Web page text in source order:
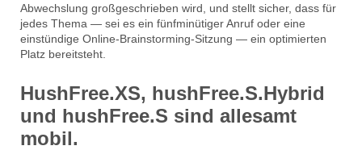
Abwechslung großgeschrieben wird, und stellt sicher, dass für
jedes Thema — sei es ein fünfminütiger Anruf oder eine
einstündige Online-Brainstorming-Sitzung — ein optimierten
Platz bereitsteht.
HushFree.XS, hushFree.S.Hybrid
und hushFree.S sind allesamt
mobil.